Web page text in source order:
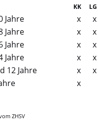
KK LG
Jahre x
x
Jahre x x
Jahre x
x
Jahre x x
12 Jahre x x
x
ZHSV